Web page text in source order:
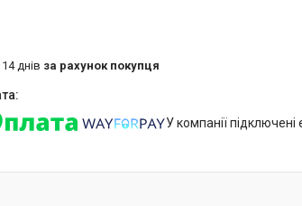
днів за рахунок покупця
У компанії